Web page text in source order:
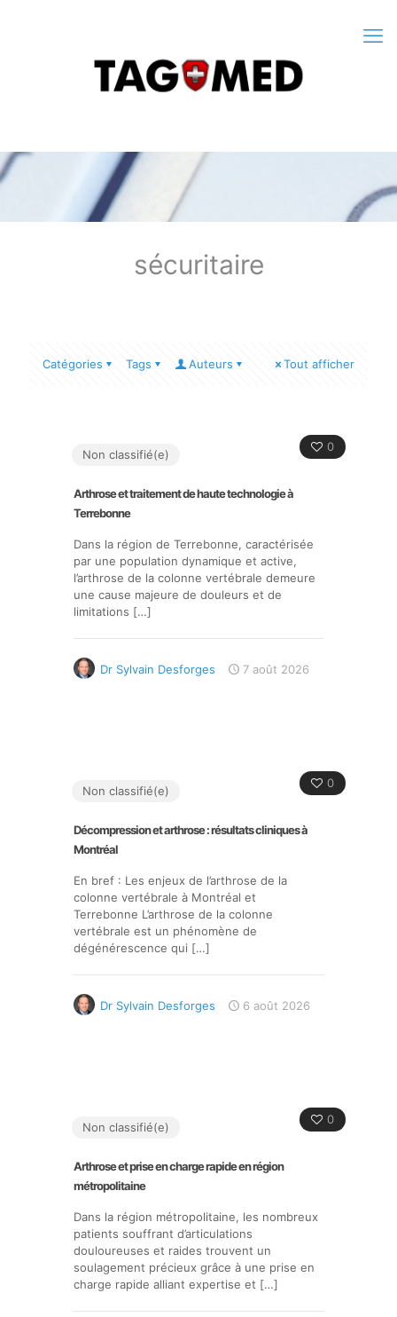
sécuritaire
Catégories Tags Auteurs Tout afficher
0
Non classifié(e)
Arthrose et traitement de haute technologie à
Terrebonne
Dans la région de Terrebonne, caractérisée
par une population dynamique et active,
l’arthrose de la colonne vertébrale demeure
une cause majeure de douleurs et de
limitations […]
Dr Sylvain Desforges 7 août 2026
0
Non classifié(e)
Décompression et arthrose : résultats cliniques à
Montréal
En bref : Les enjeux de l’arthrose de la
colonne vertébrale à Montréal et
Terrebonne L’arthrose de la colonne
vertébrale est un phénomène de
dégénérescence qui […]
Dr Sylvain Desforges 6 août 2026
0
Non classifié(e)
Arthrose et prise en charge rapide en région
métropolitaine
Dans la région métropolitaine, les nombreux
patients souffrant d’articulations
douloureuses et raides trouvent un
soulagement précieux grâce à une prise en
charge rapide alliant expertise et […]